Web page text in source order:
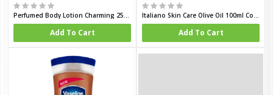
Add To Cart Add To Cart